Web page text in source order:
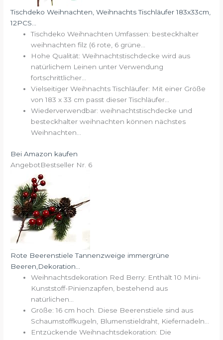
Tischdeko Weihnachten, Weihnachts Tischläufer 183x33cm,
12PCS...
Tischdeko Weihnachten Umfassen: besteckhalter
weihnachten filz (6 rote, 6 grüne...
Hohe Qualität: Weihnachtstischdecke wird aus
natürlichem Leinen unter Verwendung
fortschrittlicher...
Vielseitiger Weihnachts Tischläufer: Mit einer Größe
von 183 x 33 cm passt dieser Tischläufer...
Wiederverwendbar: weihnachtstischdecke und
besteckhalter weihnachten können nächstes
Weihnachten...
Bei Amazon kaufen
AngebotBestseller Nr. 6
Rote Beerenstiele Tannenzweige immergrüne
Beeren,Dekoration...
Weihnachtsdekoration Red Berry: Enthält 10 Mini-
Kunststoff-Pinienzapfen, bestehend aus
natürlichen...
Größe: 16 cm hoch. Diese Beerenstiele sind aus
Schaumstoffkugeln, Blumenstieldraht, Kiefernadeln...
Entzückende Weihnachtsdekoration: Die